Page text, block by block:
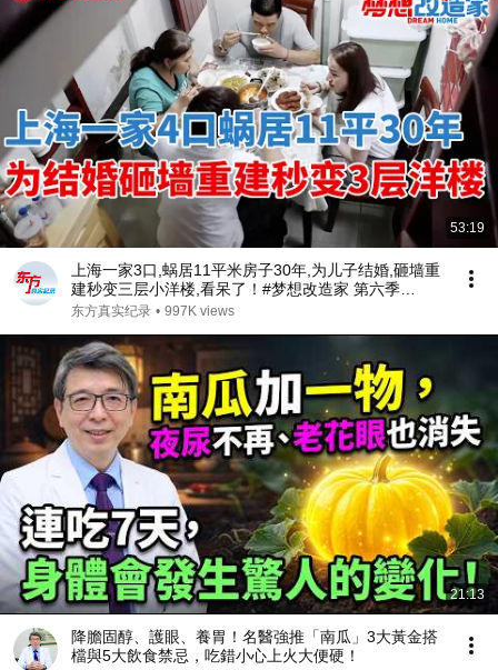
53:19
上海一家3口,蜗居11平米房子30年,为儿子结婚,砸墙重
建秒变三层小洋楼,看呆了！#梦想改造家 第六季
S06EP02
东方真实纪录 • 997K views
21:13
降膽固醇、護眼、養胃！名醫強推「南瓜」3大黃金搭
檔與5大飲食禁忌，吃錯小心上火大便硬！